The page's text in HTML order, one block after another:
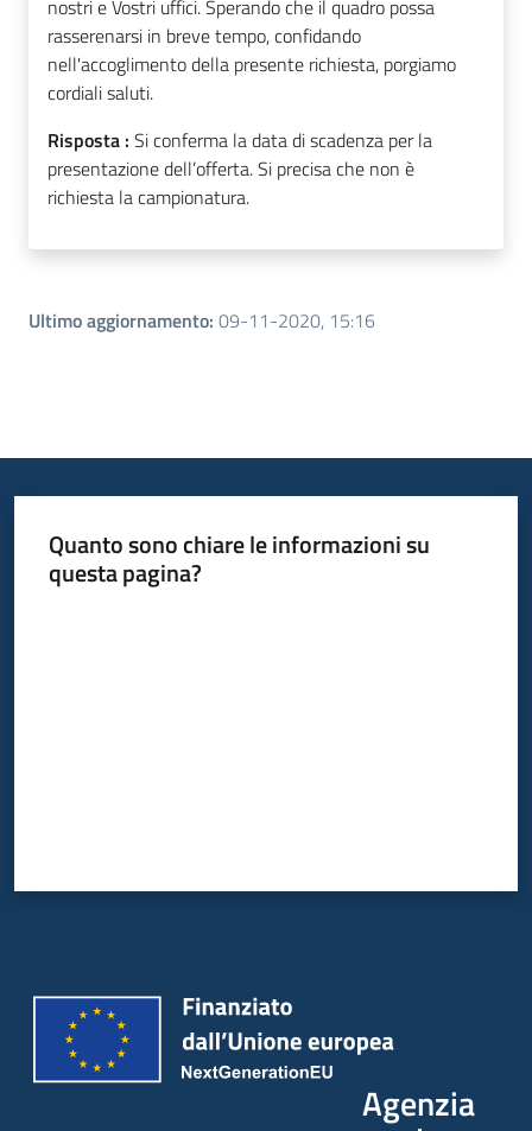
nostri e Vostri uffici. Sperando che il quadro possa
rasserenarsi in breve tempo, confidando
nell'accoglimento della presente richiesta, porgiamo
cordiali saluti.
Risposta : Si conferma la data di scadenza per la
presentazione dell’offerta. Si precisa che non è
richiesta la campionatura.
Ultimo aggiornamento: 09-11-2020, 15:16
Quanto sono chiare le informazioni su
questa pagina?
Agenzia